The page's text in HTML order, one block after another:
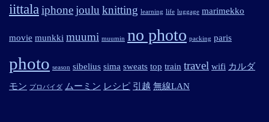
iittala iphonejoulu knitting learning life luggage marimekko
movie munkki muumi muumin no photo packing paris
photo season sibelius sima sweats top train travel wifi カルダ
モン プロバイダ ムーミン レシピ 引越 無線LAN